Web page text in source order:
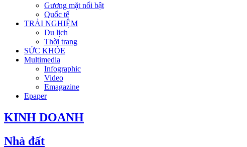
Gương mặt nổi bật
Quốc tế
TRẢI NGHIỆM
Du lịch
Thời trang
SỨC KHỎE
Multimedia
Infographic
Video
Emagazine
Epaper
KINH DOANH
Nhà đất